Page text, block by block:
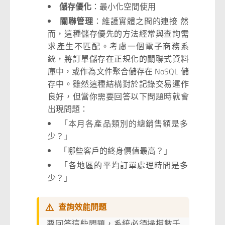
儲存優化：最小化空間使用
關聯管理 ：維護實體之間的連接 然
而，這種儲存優先的方法經常與查詢需
求產生不匹配。考慮一個電子商務系
統，將訂單儲存在正規化的關聯式資料
庫中，或作為文件聚合儲存在 NoSQL 儲
存中。雖然這種結構對於記錄交易運作
良好，但當你需要回答以下問題時就會
出現問題：
「本月各產品類別的總銷售額是多
少？」
「哪些客戶的終身價值最高？」
「各地區的平均訂單處理時間是多
少？」
⚠️ 查詢效能問題